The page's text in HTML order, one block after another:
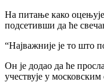
На питање како
подсетивши да ће
“Најважније је то што
Он је додао да ће
учествује у